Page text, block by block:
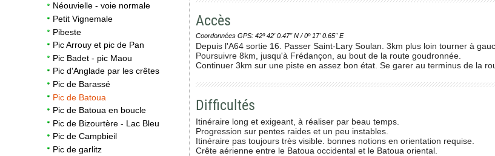
Néouvielle - voie normale
Petit Vignemale
Pibeste
Pic Arrouy et pic de Pan
Pic Badet - pic Maou
Pic d'Anglade par les crêtes
Pic de Barassé
Pic de Batoua
Pic de Batoua en boucle
Pic de Bizourtère - Lac Bleu
Pic de Campbieil
Pic de garlitz
Accès
Coordonnées GPS: 42º 42' 0.47'' N / 0º 17' 0.65'' E
Depuis l'A64 sortie 16. Passer Saint-Lary Soulan. 3km plus loin tourner à
Poursuivre 8km, jusqu'à Frédançon, au bout de la route goudronnée.
Continuer 3km sur une piste en assez bon état. Se garer au terminus de la
Difficultés
Itinéraire long et exigeant, à réaliser par beau temps.
Progression sur pentes raides et un peu instables.
Itinéraire pas toujours très visible. bonnes notions en orientation requise.
Crête aérienne entre le Batoua occidental et le Batoua oriental.